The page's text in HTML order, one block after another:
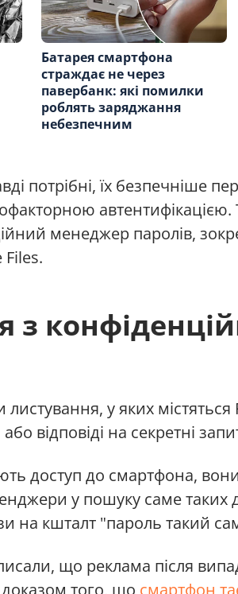
Батарея смартфона
страждає не через
павербанк: які помилки
роблять заряджання
небезпечним
потрібні, їх безпечніше
менеджер паролів,
з
у яких
відповіді на секретні
доступ до смартфона,
у пошуку саме
на кшталт "пароль такий
що реклама після
доказом того, що смартфон